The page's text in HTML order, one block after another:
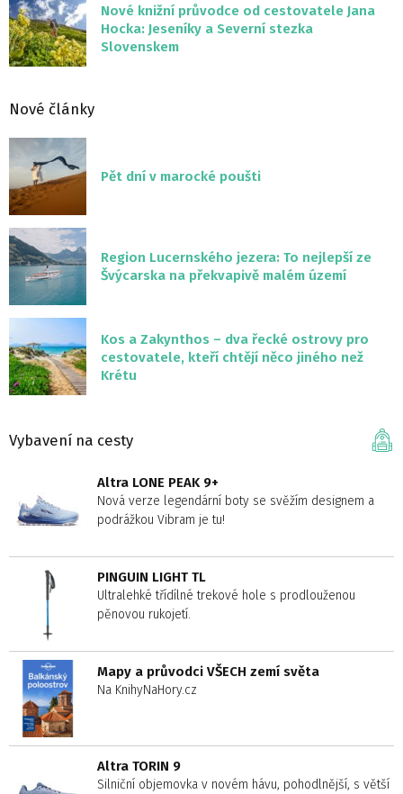
Nové knižní průvodce od cestovatele Jana
Hocka: Jeseníky a Severní stezka
Slovenskem
Nové články
Pět dní v marocké poušti
Region Lucernského jezera: To nejlepší ze
Švýcarska na překvapivě malém území
Kos a Zakynthos – dva řecké ostrovy pro
cestovatele, kteří chtějí něco jiného než
Krétu
Vybavení na cesty
Altra LONE PEAK 9+
Nová verze legendární boty se svěžím designem a
podrážkou Vibram je tu!
PINGUIN LIGHT TL
Ultralehké třídílné trekové hole s prodlouženou
pěnovou rukojetí.
Mapy a průvodci VŠECH zemí světa
Na KnihyNaHory.cz
Altra TORIN 9
Silniční objemovka v novém hávu, pohodlnější, s větší